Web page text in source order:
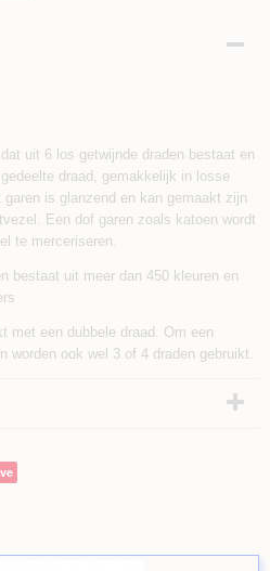
uit 6 los getwijnde draden bestaat en
draad, gemakkelijk in losse
is glanzend en kan gemaakt zijn
Een dof garen zoals katoen wordt
te merceriseren.
bestaat uit meer dan 450 kleuren en
met een dubbele draad. Om een
worden ook wel 3 of 4 draden gebruikt.